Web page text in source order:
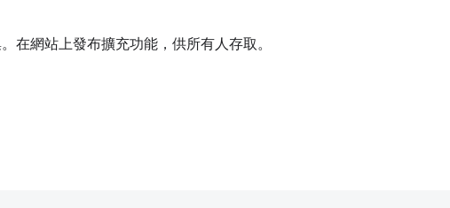
在網站上發布擴充功能，供所有人存取。